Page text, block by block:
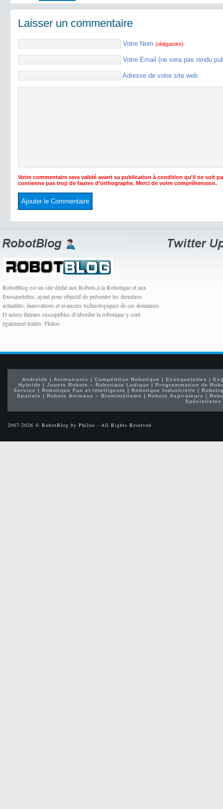
Laisser un commentaire
Votre Nom (obligatoire)
Votre Email (ne sera pas rendu
Adresse de votre site web
Votre commentaire sera validé avant sa publication à condition qu'il ne soit
contienne pas trop de fautes d'orthographe. Merci de votre compréhension.
RobotBlog est un site dédié aux Robots,à la Robotique et aux
Exosquelettes, ayant pour objectif de présenter les dernières
actualités, innovations et avancées technologiques de ces domaines.
D autres thèmes susceptibles d\'aborder la robotique y sont
également traités. Philoo
Androïde | Animatronic | Compétition Robotique | Exosquelettes |
Hybride |Jouets Robots – Robotique Ludique |Programmation de
Service | Robotique Fun et Intelligente | Robotique Industrielle |
Spatiale | Robots Animaux – Biomimétisme | Robots Aspirateurs |
Spécialistes
2007-2026 © RobotBlog by Philoo - All Rights Reserved